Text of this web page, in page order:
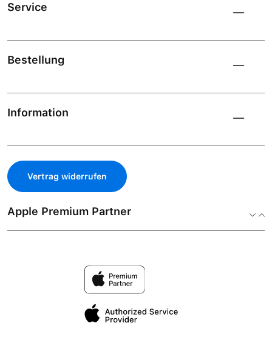
Service
Bestellung
Information
Vertrag widerrufen
Apple Premium Partner